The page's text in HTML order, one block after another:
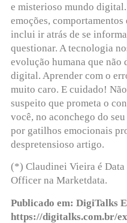
e misterioso mundo
emoções,
inclui ir atrás de se
questionar. A tecnologia
evolução humana que não
digital. Aprender com o
muito caro. E cuidado!
suspeito que prometa o
você, no aconchego do
por gatilhos emocionais
despretensioso artigo.
(*) Claudinei Vieira é
Officer na Marketdata.
Publicado em: DigiTalks
https://digitalks.com.br/